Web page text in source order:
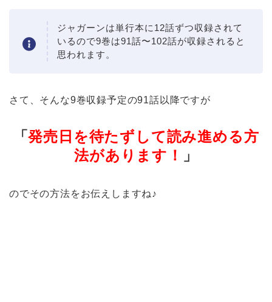
ジャガーンは単行本に12話ずつ収録されて
いるので9巻は91話〜102話が収録されると
思われます。
さて、そんな9巻収録予定の91話以降ですが
「発売日を待たずして読み進める方
法があります！
」
のでその方法をお伝えしますね♪